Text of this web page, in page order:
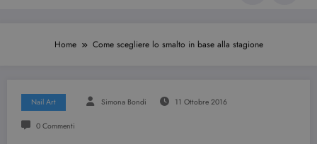
Home Come scegliere lo smalto in base alla stagione
Nail Art Simona Bondi 11 Ottobre 2016
0 Commenti